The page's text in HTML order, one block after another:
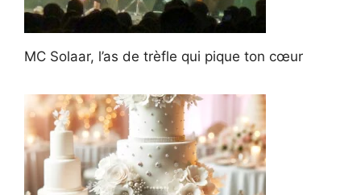
MC Solaar, l’as de trèfle qui pique ton cœur